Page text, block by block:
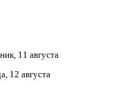
11 августа
12 августа